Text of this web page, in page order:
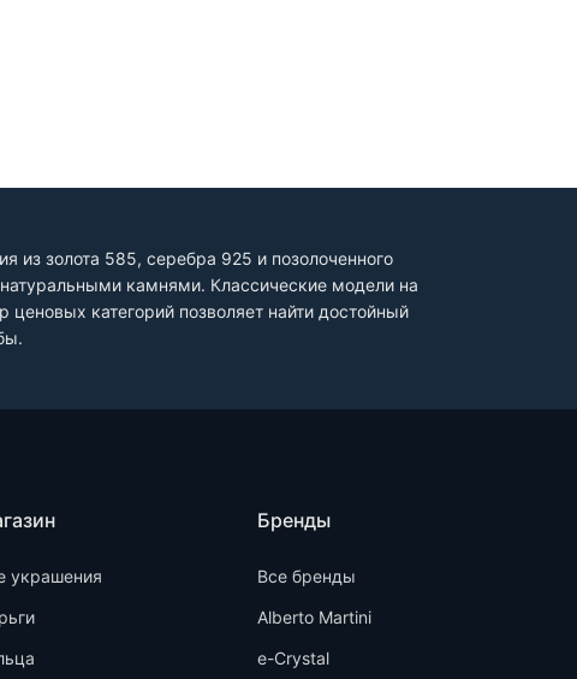
из золота 585, серебра 925 и позолоченного
камнями. Классические модели на
категорий позволяет найти достойный
украшения
Бренды
Все бренды
Alberto Martini
e-Crystal